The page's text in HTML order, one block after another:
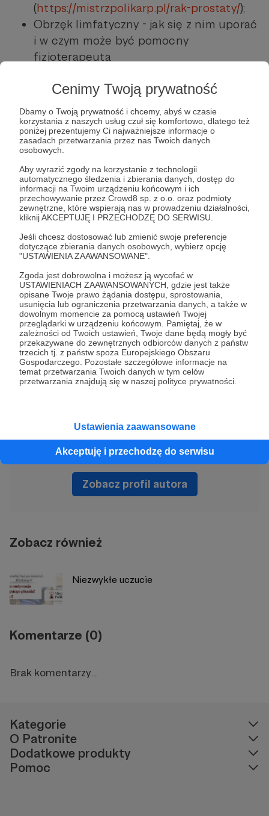
Cenimy Twoją prywatność
Dbamy o Twoją prywatność i chcemy, abyś w czasie
korzystania z naszych usług czuł się komfortowo, dlatego też
poniżej prezentujemy Ci najważniejsze informacje o
zasadach przetwarzania przez nas Twoich danych
osobowych.
Aby wyrazić zgody na korzystanie z technologii
automatycznego śledzenia i zbierania danych, dostęp do
informacji na Twoim urządzeniu końcowym i ich
przechowywanie przez Crowd8 sp. z o.o. oraz podmioty
zewnętrzne, które wspierają nas w prowadzeniu działalności,
kliknij AKCEPTUJĘ I PRZECHODZĘ DO SERWISU.
Jeśli chcesz dostosować lub zmienić swoje preferencje
dotyczące zbierania danych osobowych, wybierz opcję
"USTAWIENIA ZAAWANSOWANE".
Zgoda jest dobrowolna i możesz ją wycofać w
USTAWIENIACH ZAAWANSOWANYCH, gdzie jest także
opisane Twoje prawo żądania dostępu, sprostowania,
usunięcia lub ograniczenia przetwarzania danych, a także w
dowolnym momencie za pomocą ustawień Twojej
przeglądarki w urządzeniu końcowym. Pamiętaj, że w
zależności od Twoich ustawień, Twoje dane będą mogły być
przekazywane do zewnętrznych odbiorców danych z państw
trzecich tj. z państw spoza Europejskiego Obszaru
Gospodarczego. Pozostałe szczegółowe informacje na
temat przetwarzania Twoich danych w tym celów
przetwarzania znajdują się w naszej polityce prywatności.
Ustawienia zaawansowane
Akceptuję i przechodzę do serwisu
(https://mistrzpolikarp.pl/rak-prostaty/);
Obrzęk limfatyczny - jak się z nim uporać
i w czym może być pomocny
fizjoterapeuta
limfatyczny/ ).
Macie propozycje kolejnych wpisów?
Piszcie śmiało na stronie na
fb:https://www.facebook.com/MistrzPolik
arpBlog/
Dane kontaktowe do mnie i formularz
także
tutaj:https://mistrzpolikarp.pl/kontakt/
Pozdrawiam,
Alek Biesiada
wpisy blog umieranie nowotwory opieka
leczenie chorzy pacjent lekarz
Udostępnij
Aleksander Biesiada
Zobacz profil autora
Zobacz również
Niezwykłe uczucie
Komentarze (0)
Brak komentarzy...
Kategorie
O Patronite
Dodatkowe produkty
Pomoc